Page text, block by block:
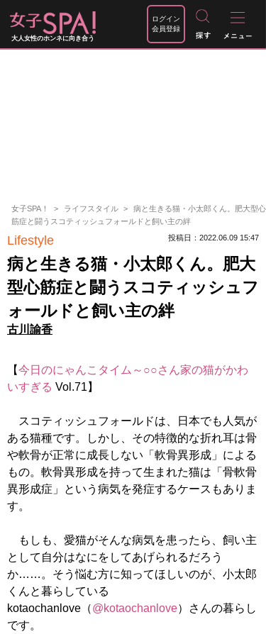
大人女性のホンネに向き合う
ログイン
会員登録
女子SPA！ ライフスタイル
病と生きる猫・小太郎くん。肥大型心
筋症と闘うスコティッシュフォールドと飼い主の絆
Lifestyle 投稿日：2022.06.09 15:47
病と生きる猫・小太郎くん。肥大
型心筋症と闘うスコティッシュフ
ォールドと飼い主の絆
古川諭香
【今日のにゃんこタイム～○○さん家の猫がかわ
いすぎる Vol.71】
スコティッシュフォールドは、日本でも人気が
ある猫種です。しかし、その特徴的な折れ耳は骨
や軟骨が正常に成長しない「軟骨異形成」による
もの。軟骨異形成を持って生まれた猫は「骨軟骨
異形成症」という病気を発症するケースもありま
す。
もしも、愛猫がそんな病気を患ったら、飼い主
として自分はなにをしてあげられるだろう
か……。そう悩む方に知ってほしいのが、小太郎
くんと暮らしている
kotaochanlove（@kotaochanlove）さんの暮らし
です。